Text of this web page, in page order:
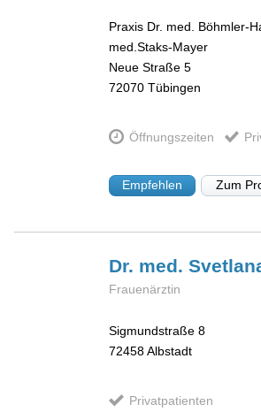
Praxis Dr. med. Böhmler-
med.Staks-Mayer
Neue Straße 5
72070 Tübingen
Öffnungszeiten
Empfehlen Zum
Dr. med.
Frauenärztin
Sigmundstraße 8
72458Albstadt
Privatpatienten